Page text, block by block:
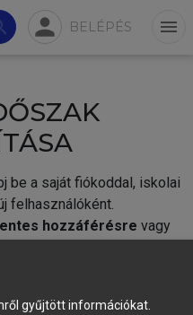
person BELÉPÉS menu
be a saját fiókoddal, iskolai
felhasználóként.
hozzáférésre vagy
létre új fiókot.
gyűjtött információkat.